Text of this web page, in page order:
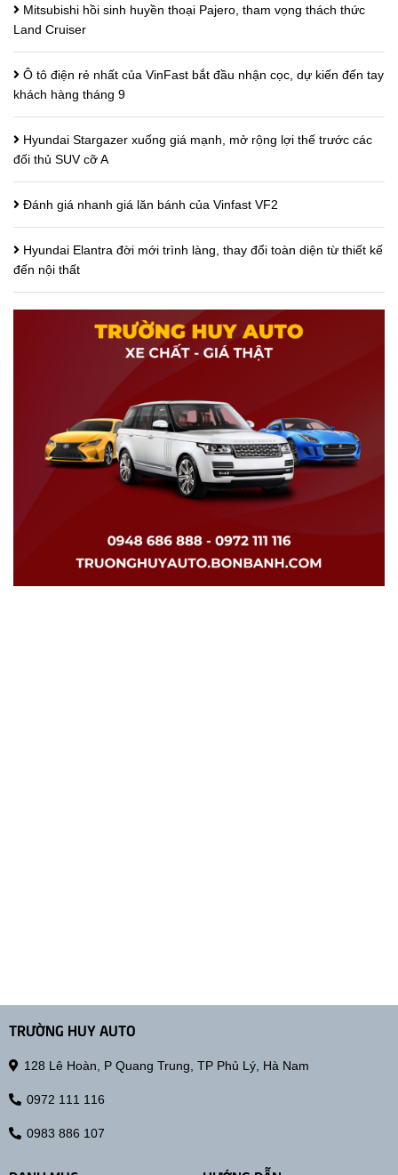
Mitsubishi hồi sinh huyền thoại Pajero, tham vọng thách thức
Land Cruiser
Ô tô điện rẻ nhất của VinFast bắt đầu nhận cọc, dự kiến đến tay
khách hàng tháng 9
Hyundai Stargazer xuống giá mạnh, mở rộng lợi thế trước các
đối thủ SUV cỡ A
Đánh giá nhanh giá lăn bánh của Vinfast VF2
Hyundai Elantra đời mới trình làng, thay đổi toàn diện từ thiết kế
đến nội thất
TRƯỜNG HUY AUTO
128 Lê Hoàn, P Quang Trung, TP Phủ Lý, Hà Nam
0972 111 116
0983 886 107